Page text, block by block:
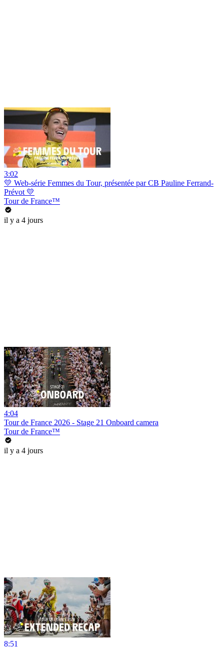
3:02
💛 Web-série Femmes du Tour, présentée par CB Pauline Ferrand-
Prévot 💛
Tour de France™
il y a 4 jours
4:04
Tour de France 2026 - Stage 21 Onboard camera
Tour de France™
il y a 4 jours
8:51